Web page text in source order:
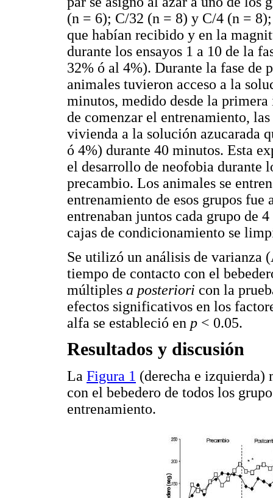
(n = 6); C/32 (n = 8) y C/4 (n =
que habían recibido y en la
durante los ensayos 1 a 10 de la
32% ó al 4%). Durante la fase de
animales tuvieron acceso a la
minutos, medido desde la
de comenzar el entrenamiento,
vivienda a la solución azucarada
ó 4%) durante 40 minutos. Esta
el desarrollo de neofobia durante
precambio. Los animales se
entrenamiento de esos grupos
entrenaban juntos cada grupo de
cajas de condicionamiento se
Se utilizó un análisis de varianza
tiempo de contacto con el
múltiples a posteriori con la
efectos significativos en los
alfa se estableció en p < 0.05.
Resultados y discusión
La Figura 1 (derecha e izquierda)
con el bebedero de todos los
entrenamiento.